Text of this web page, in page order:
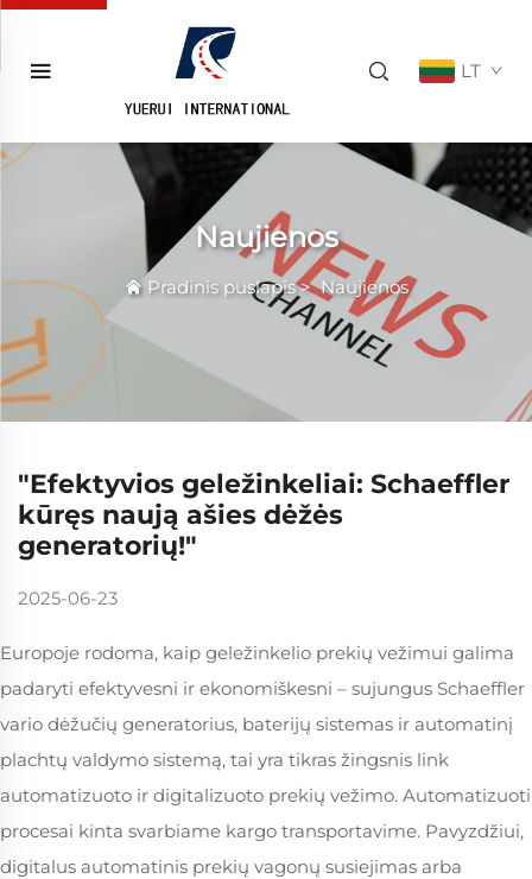
LT
Naujienos
Pradinis puslapis>Naujienos
"Efektyvios geležinkeliai: Schaeffler
kūręs naują ašies dėžės
generatorių!"
2025-06-23
Europoje rodoma, kaip geležinkelio prekių vežimui galima
padaryti efektyvesni ir ekonomiškesni – sujungus Schaeffler
vario dėžučių generatorius, baterijų sistemas ir automatinį
plachtų valdymo sistemą, tai yra tikras žingsnis link
automatizuoto ir digitalizuoto prekių vežimo. Automatizuoti
procesai kinta svarbiame kargo transportavime. Pavyzdžiui,
digitalus automatinis prekių vagonų susiejimas arba